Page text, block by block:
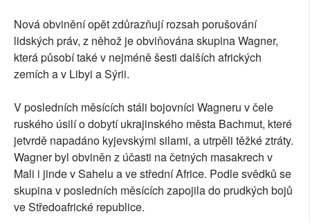
Nová obvinění opět zdůrazňují rozsah porušování
lidských práv, z něhož je obviňována skupina Wagner,
která působí také v nejméně šesti dalších afrických
zemích a v Libyi a Sýrii.
V posledních měsících stáli bojovníci Wagneru v čele
ruského úsilí o dobytí ukrajinského města Bachmut, které
jetvrdě napadáno kyjevskými silami, a utrpěli těžké ztráty.
Wagner byl obviněn z účasti na četných masakrech v
Mali i jinde v Sahelu a ve střední Africe. Podle svědků se
skupina v posledních měsících zapojila do prudkých bojů
ve Středoafrické republice.